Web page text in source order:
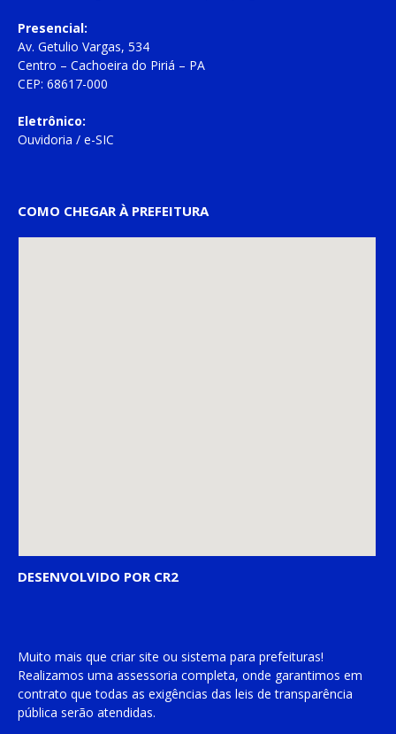
Presencial:
Av. Getulio Vargas, 534
Centro – Cachoeira do Piriá – PA
CEP: 68617-000
Eletrônico:
Ouvidoria / e-SIC
COMO CHEGAR À PREFEITURA
DESENVOLVIDO POR CR2
Muito mais que criar site ou sistema para prefeituras!
Realizamos uma assessoria completa, onde garantimos em
contrato que todas as exigências das leis de transparência
pública serão atendidas.